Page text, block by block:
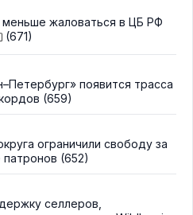
меньше жаловаться в ЦБ РФ
(671)
появится трасса
(659)
ограничили свободу за
патронов (652)
селлеров,